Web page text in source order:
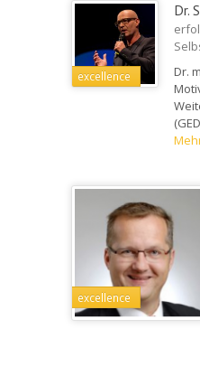
excellence
Dr.
Dr.
excellence